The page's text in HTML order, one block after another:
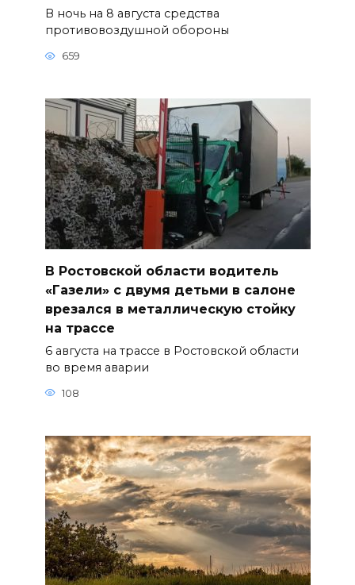
В ночь на 8 августа средства
противовоздушной обороны
659
В Ростовской области водитель
«Газели» с двумя детьми в салоне
врезался в металлическую стойку
на трассе
6 августа на трассе в Ростовской области
во время аварии
108